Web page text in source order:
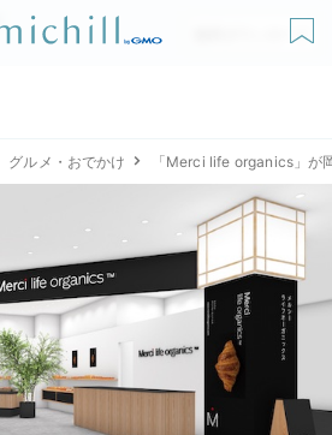
無料ダウンロード
グルメ・おでかけ 「Merci life organics」が